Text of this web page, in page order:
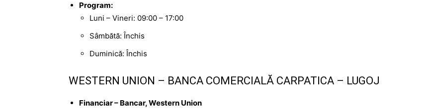
Program:
Luni – Vineri: 09:00 – 17:00
Sâmbătă: Închis
Duminică: Închis
WESTERN UNION – BANCA COMERCIALĂ CARPATICA – LUGOJ
Financiar – Bancar, Western Union